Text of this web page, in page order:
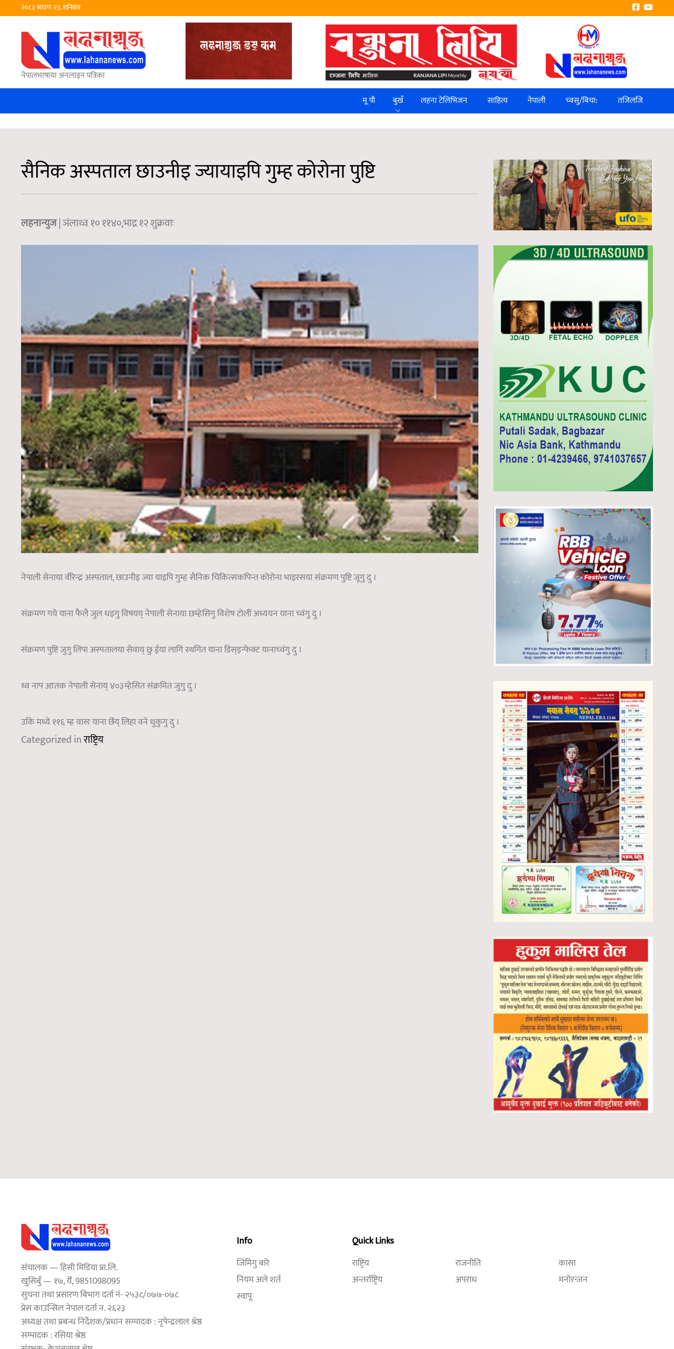
२०८३ श्रावण २३, शनिबार
नेपालभाषाया अनलाइन पत्रिका
मू पौ
बुखँ लहना टेलिभिजन साहित्य नेपाली च्वसु/बिचा: तजिलजि
सैनिक अस्पताल छाउनीइ ज्यायाइपि गुम्ह कोरोना पुष्टि
लहनान्युज| ञंलाथ्व १० ११४०,भाद्र १२ शुक्रवाः
नेपाली सेनाया वीरेन्द्र अस्पताल, छाउनीइ ज्या याइपि गुम्ह सैनिक चिकित्सकपिन्त कोरोना भाइरसया संक्रमण पुष्टि जूगु दु ।
संक्रमण गये याना फैलै जुल धइगु विषयय् नेपाली सेनाया छम्हेसिगु विशेष टोलीं अध्ययन याना च्वंगु दु ।
संक्रमण पुष्टि जुगु लिपा अस्पतालया सेवाय् छु ईया लागि स्थगित याना डिस्इन्फेक्ट यानाच्वंगु दु ।
थ्व नाप आःतक नेपाली सेनाय् ४०३म्हेसित संक्रमित जुगु दु ।
उकि मध्ये ११६ म्ह वासः याना छेँय् लिहा वने धुकुगु दु ।
Categorized inराष्ट्रिय
संचालक — हिसी मिडिया प्रा.लि.
खुसिबुँ — १७, येँ, 9851098095
सुचना तथा प्रसारण बिभाग दर्ता नं- २५३८/०७७-०७८
प्रेस काउन्सिल नेपाल दर्ता न. २६२३
अध्यक्ष तथा प्रबन्ध निर्देशक/प्रधान सम्पादक : नृपेन्द्रलाल श्रेष्ठ
सम्पादक : रसिया श्रेष्ठ
Info
जिमिगु बारे
नियम अले शर्त
स्वापू
Quick Links
राष्ट्रिय
अन्तर्राष्ट्रिय
राजनीति
अपराध
कासा
मनोरन्जन